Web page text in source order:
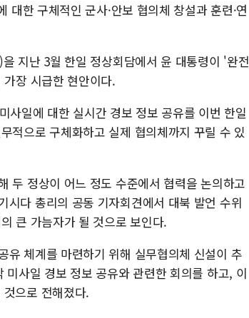
한 구체적인 군사·안보 협의체 창설과 훈련·연
지난 3월 한일 정상회담에서 윤 대통령이 '완전
장 시급한 현안이다.
사일에 대한 실시간 경보 정보 공유를 이번 한일
적으로 구체화하고 실제 협의체까지 꾸릴 수 있
두 정상이 어느 정도 수준에서 협력을 논의하고
시다 총리의 공동 기자회견에서 대북 발언 수위
큰 가늠자가 될 것으로 보인다.
유 체계를 마련하기 위해 실무협의체 신설이 추
사일 경보 정보 공유와 관련한 회의를 하고, 이
으로 전해졌다.